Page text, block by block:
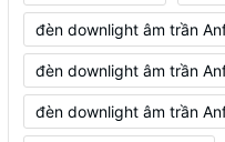
đèn downlight âm trần
đèn downlight âm trần
đèn downlight âm trần